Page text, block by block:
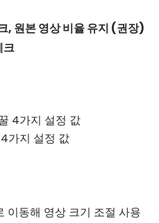
, 원본 영상 비율 유지 (권장)
크
가지 설정 값
이동해 영상 크기 조절 사용